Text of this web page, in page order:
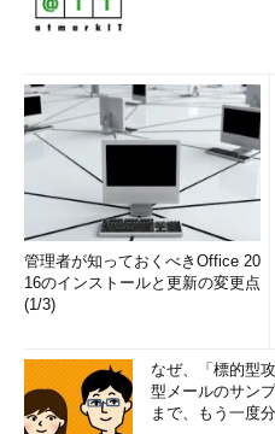
管理者が知っておくべきOffice 20
16のインストールと更新の変更点
(1/3)
なぜ、「標的型
型メールのサン
まで、もう一度